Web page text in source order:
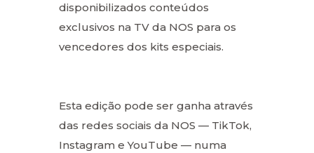
disponibilizados conteúdos
exclusivos na TV da NOS para os
vencedores dos kits especiais.
Esta edição pode ser ganha através
das redes sociais da NOS — TikTok,
Instagram e YouTube — numa